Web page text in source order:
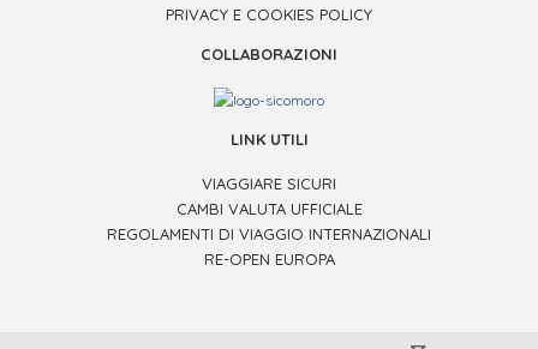
PRIVACY E COOKIES POLICY
COLLABORAZIONI
LINK UTILI
VIAGGIARE SICURI
CAMBI VALUTA UFFICIALE
REGOLAMENTI DI VIAGGIO INTERNAZIONALI
RE-OPEN EUROPA